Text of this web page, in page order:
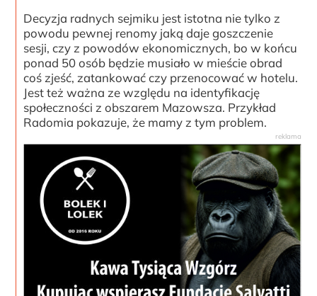
Decyzja radnych sejmiku jest istotna nie tylko z
powodu pewnej renomy jaką daje goszczenie
sesji, czy z powodów ekonomicznych, bo w końcu
ponad 50 osób będzie musiało w mieście obrad
coś zjeść, zatankować czy przenocować w hotelu.
Jest też ważna ze względu na identyfikację
społeczności z obszarem Mazowsza. Przykład
Radomia pokazuje, że mamy z tym problem.